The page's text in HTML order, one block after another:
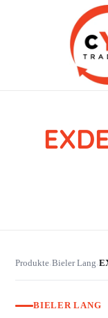
CYP Trading
Professionelle Ersatzteilbeschaffung
Produkte›Bieler Lang›
BIELER LANG